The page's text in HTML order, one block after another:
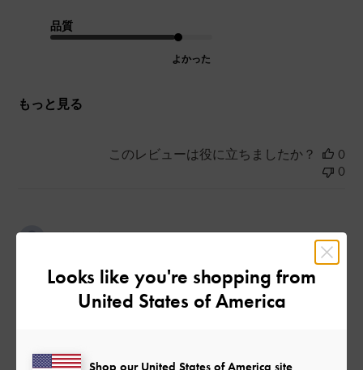
品質
よかった
もっと見る
このレビューは役に立ちましたか？
0
0
ご利用者様
歩きやすい
はシンプルなので、ボトムスを選ばず使えるので重宝していま
公
2026-07-23
Looks like you're shopping from
United States of America
Shop our United States of America site